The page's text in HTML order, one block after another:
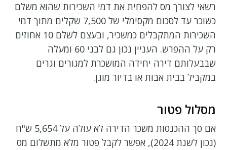
רשאי לצורך מס להפחית את דמי השכירות שהוא משלם
כשוכר עד לסכום מקסימלי של 7,500 שקלים מתוך דמי
השכירות המתקבלים כמשכיר, ובעצם לשלם 10 אחוזים
רק על ההפרש. העניין נכון גם לבני 60 ומעלה
שבבעלותם דירה יחידה המושכרת למגורים וגרים
במקביל בבית אבות או בדיור מוגן.
מסלול פטור
אם סך ההכנסות משכר הדירה לא עולה על 5,654 ש"ח
(נכון לשנת 2024), אפשר לקבל פטור מלא מתשלום מס